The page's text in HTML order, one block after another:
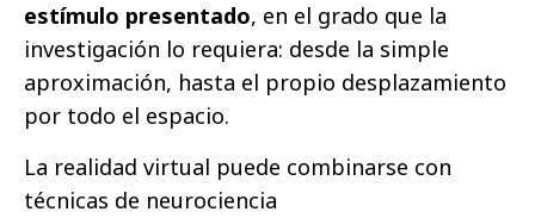
estímulo presentado, en el grado que la
investigación lo requiera: desde la simple
aproximación, hasta el propio desplazamiento
por todo el espacio.
La realidad virtual puede combinarse con
técnicas de neurociencia